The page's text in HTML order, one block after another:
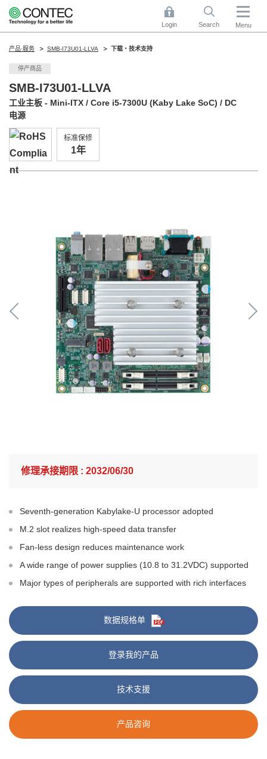
Login Search Menu
产品·服务 SMB-I73U01-LLVA 下载・技术支持
SMB-I73U01-LLVA
工业主板 - Mini-ITX / Core i5-7300U (Kaby Lake SoC) / DC
电源
停产商品
标准保修
1年
修理承接期限 : 2032/06/30
Seventh-generation Kabylake-U processor adopted
M.2 slot realizes high-speed data transfer
Fan-less design reduces maintenance work
A wide range of power supplies (10.8 to 31.2VDC) supported
Major types of peripherals are supported with rich interfaces
数据规格单
登录我的产品
技术支援
产品咨询